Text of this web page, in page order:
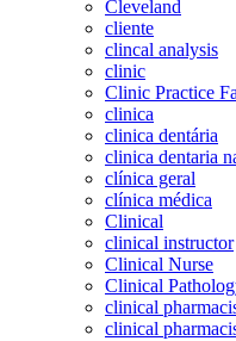
Cleveland
cliente
clincal analysis
clinic
Clinic Practice
clinica
clinica dentária
clinica dentaria
clínica geral
clínica médica
Clinical
clinical instructor
Clinical Nurse
Clinical
clinical
clinical